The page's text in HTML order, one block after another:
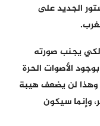
الجديد على
لكي يجنب صورته
الأصوات الحرة
وهذا لن يضعف هيبة
وإنما سيكون